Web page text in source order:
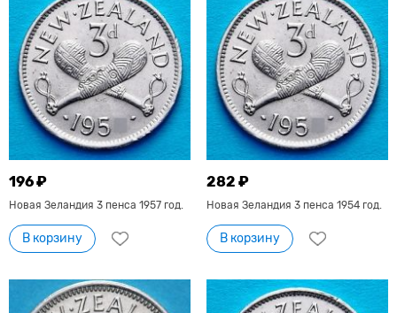
196 ₽
Новая Зеландия 3 пенса 1957 год.
В корзину
282 ₽
Новая Зеландия 3 пенса 1954 год.
В корзину